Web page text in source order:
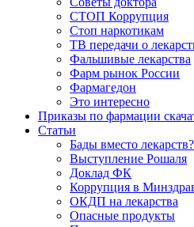
СТОП Коррупция
Стоп наркотикам
ТВ передачи о
Фальшивые лекарства
Фарм рынок России
Фармагедон
Это интересно
Приказы по фармации
Статьи
Бады вместо лекарств?
Выступление Рошаля
Доклад ФК
Коррупция в
ОКДП на лекарства
Опасные продукты